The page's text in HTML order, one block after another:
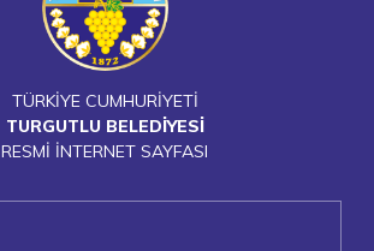
TÜRKİYE CUMHURİYETİ
TURGUTLU BELEDİYESİ
RESMİ İNTERNET SAYFASI